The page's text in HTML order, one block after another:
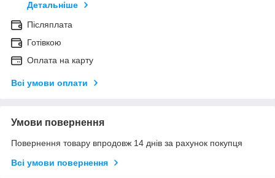
Детальніше
Післяплата
Готівкою
Оплата на карту
Всі умови оплати
Умови повернення
Повернення товару впродовж 14 днів за рахунок покупця
Всі умови повернення